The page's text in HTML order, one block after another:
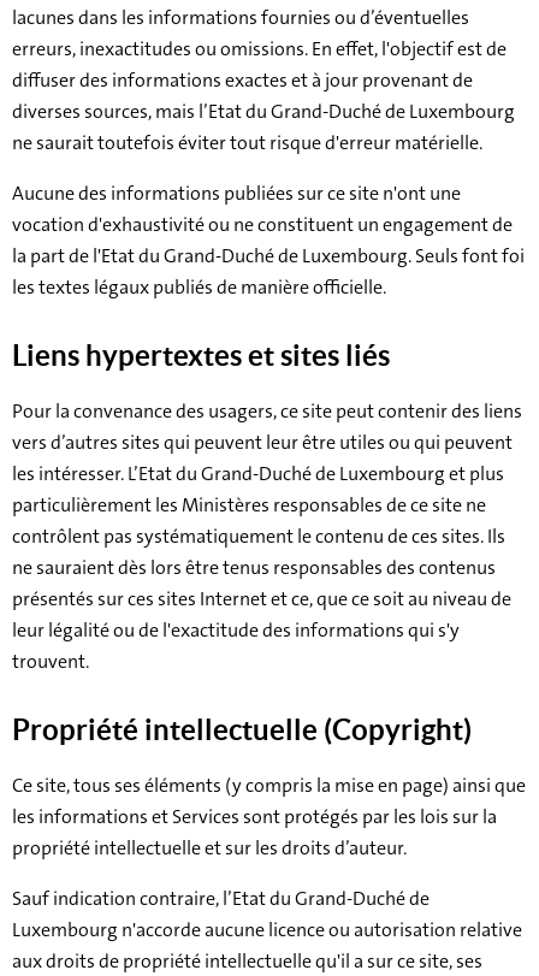
lacunes dans les informations fournies ou d’éventuelles
erreurs, inexactitudes ou omissions. En effet, l'objectif est de
diffuser des informations exactes et à jour provenant de
diverses sources, mais l’Etat du Grand-Duché de Luxembourg
ne saurait toutefois éviter tout risque d'erreur matérielle.
Aucune des informations publiées sur ce site n'ont une
vocation d'exhaustivité ou ne constituent un engagement de
la part de l'Etat du Grand-Duché de Luxembourg. Seuls font foi
les textes légaux publiés de manière officielle.
Liens hypertextes et sites liés
Pour la convenance des usagers, ce site peut contenir des liens
vers d’autres sites qui peuvent leur être utiles ou qui peuvent
les intéresser. L’Etat du Grand-Duché de Luxembourg et plus
particulièrement les Ministères responsables de ce site ne
contrôlent pas systématiquement le contenu de ces sites. Ils
ne sauraient dès lors être tenus responsables des contenus
présentés sur ces sites Internet et ce, que ce soit au niveau de
leur légalité ou de l'exactitude des informations qui s'y
trouvent.
Propriété intellectuelle (Copyright)
Ce site, tous ses éléments (y compris la mise en page) ainsi que
les informations et Services sont protégés par les lois sur la
propriété intellectuelle et sur les droits d’auteur.
Sauf indication contraire, l’Etat du Grand-Duché de
Luxembourg n'accorde aucune licence ou autorisation relative
aux droits de propriété intellectuelle qu'il a sur ce site, ses